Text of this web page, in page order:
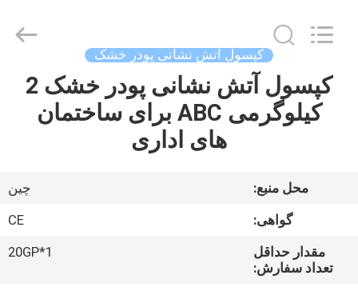
صفحه
اصلی
& Equipment
Reserved.
کپسول آتش نشانی پودر خشک
کپسول آتش نشانی پودر خشک 2
کیلوگرمی ABC برای ساختمان
های اداری
محل منبع:
چین
گواهی:
CE
مقدار حداقل
تعداد سفارش:
1*20GP